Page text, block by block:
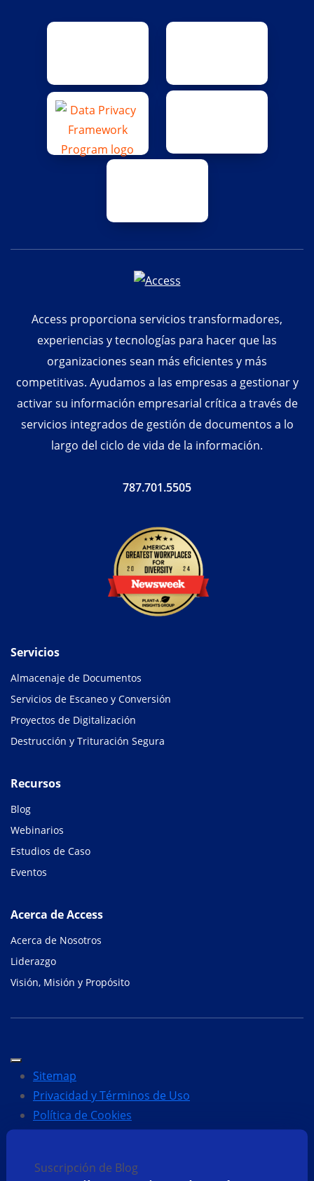
Access proporciona servicios transformadores,
experiencias y tecnologías para hacer que las
organizaciones sean más eficientes y más
competitivas. Ayudamos a las empresas a gestionar y
activar su información empresarial crítica a través de
servicios integrados de gestión de documentos a lo
largo del ciclo de vida de la información.
787.701.5505
Servicios
Almacenaje de Documentos
Servicios de Escaneo y Conversión
Proyectos de Digitalización
Destrucción y Trituración Segura
Recursos
Blog
Webinarios
Estudios de Caso
Eventos
Acerca de Access
Acerca de Nosotros
Liderazgo
Visión, Misión y Propósito
Sitemap
Privacidad y Términos de Uso
Política de Cookies
Suscripción de Blog